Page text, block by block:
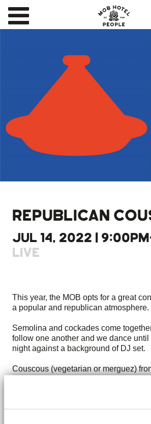
REPUBLICAN
JUL 14, 2022 |
LIVE
This year, the MOB opts for a great
a popular and republican atmosphere.
Semolina and cockades come
follow one another and we dance until
night against a background of DJ set.
Couscous (vegetarian or merguez)